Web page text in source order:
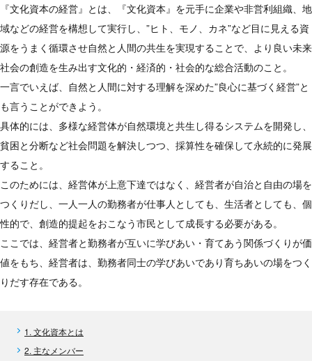
『文化資本の経営』とは、『文化資本』を元手に企業や非営利組織、地
域などの経営を構想して実行し、”ヒト、モノ、カネ”など目に見える資
源をうまく循環させ自然と人間の共生を実現することで、より良い未来
社会の創造を生み出す文化的・経済的・社会的な総合活動のこと。
一言でいえば、自然と人間に対する理解を深めた”良心に基づく経営”と
も言うことができよう。
具体的には、多様な経営体が自然環境と共生し得るシステムを開発し、
貧困と分断など社会問題を解決しつつ、採算性を確保して永続的に発展
すること。
このためには、経営体が上意下達ではなく、経営者が自治と自由の場を
つくりだし、一人一人の勤務者が仕事人としても、生活者としても、個
性的で、創造的提起をおこなう市民として成長する必要がある。
ここでは、経営者と勤務者が互いに学びあい・育てあう関係づくりが価
値をもち、経営者は、勤務者同士の学びあいであり育ちあいの場をつく
りだす存在である。
1. 文化資本とは
2. 主なメンバー